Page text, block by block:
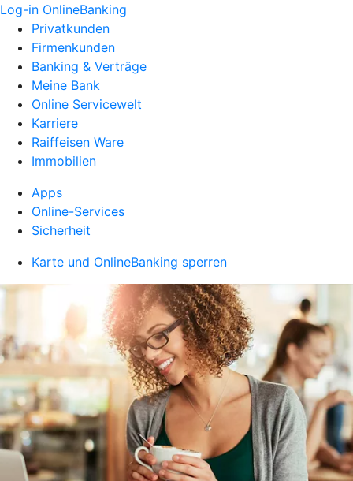
Log-in OnlineBanking
Privatkunden
Firmenkunden
Banking & Verträge
Meine Bank
Online Servicewelt
Karriere
Raiffeisen Ware
Immobilien
Apps
Online-Services
Sicherheit
Karte und OnlineBanking sperren